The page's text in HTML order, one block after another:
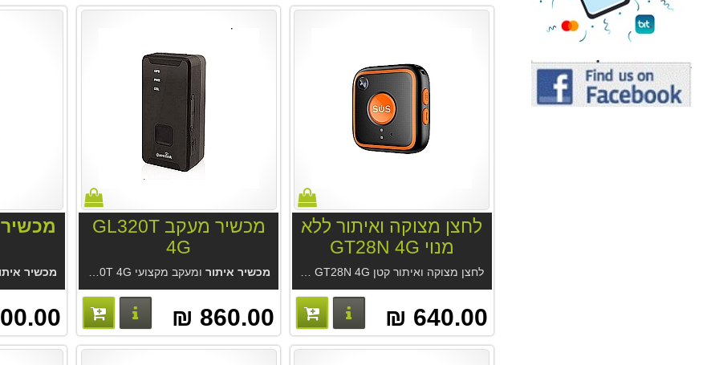
לחצן מצוקה ואיתור ללא
מנוי GT28N 4G
640.00 ₪ פרטים נוספים
מכשיר מעקב GL320T
4G
מכשיר איתורומעקב מקצועי GL320T 4G. הטוב מסוגו מחברת Queclink. מעקב מקצועי לשימושים רבים. מערכת איתור החדשנית GPS Trace עם אפליקציית Ruhavik מחברת Gurtam. אופציה מארז מגנטי. אופציה סים גלובלי.
860.00 ₪ פרטים נוספים
מכשיר
₪